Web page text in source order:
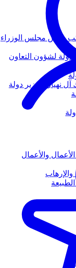
رئيس مجلس الوزراء
دولة لشؤون التعاون
نهيان - وزير دولة
والأعمال